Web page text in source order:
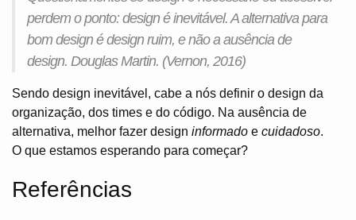
perdem o ponto: design é inevitável. A alternativa para
bom design é design ruim, e não a ausência de
design. Douglas Martin. (Vernon, 2016)
Sendo design inevitável, cabe a nós definir o design da
organização, dos times e do código. Na ausência de
alternativa, melhor fazer design informado e cuidadoso.
O que estamos esperando para começar?
Referências